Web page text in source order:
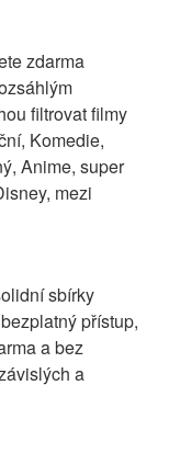
zdarma
filtrovat filmy
Komedie,
Anime, super
mezi
sbírky
přístup,
a bez
a